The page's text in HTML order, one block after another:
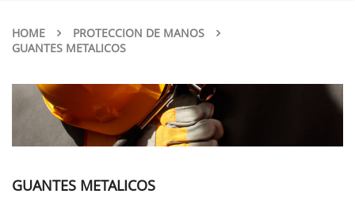
HOME
PROTECCION DE MANOS
GUANTES METALICOS
GUANTES METALICOS